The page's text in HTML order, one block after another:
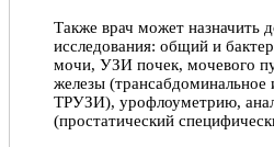
Также врач может назначить
исследования: общий и
мочи, УЗИ почек, мочевого
железы (трансабдоминальное
ТРУЗИ), урофлоуметрию,
(простатический